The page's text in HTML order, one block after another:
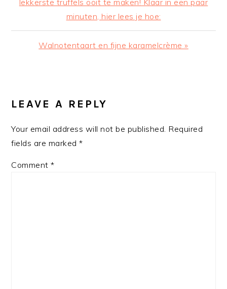
minuten, hier lees je hoe:
Next
Walnotentaart en fijne karamelcrème »
INTERACTIONS
LEAVE A REPLY
Your email address will not be published. Required
fields are marked*
Comment*